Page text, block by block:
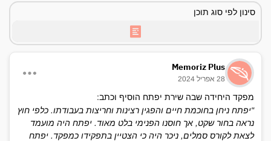
סינון לפי סוג תוכן
Memoriz Plus
28 אפריל 2024
מפקד היחידה שבה שירת יפתח הוסיף וכתב:
"יפתח ניחן בחוכמת חיים והפגין רצינות וחריצות בעבודתו. כלפי חוץ
נראה בחור שקט, אך חוסנו הפנימי בלט מאוד. יפתח היה מועמד
לצאת לקורס סמלים, ניכר היה כי הצטיין בתפקידו כמפקד. יפתח